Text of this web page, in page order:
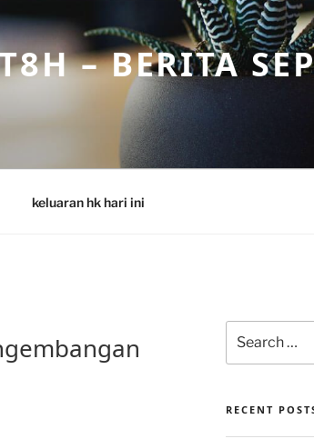
– BERITA
keluaran hk hari ini
for:
RECENT